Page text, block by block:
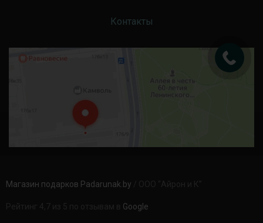
Контакты
Магазин подарков Padarunak.by
Google